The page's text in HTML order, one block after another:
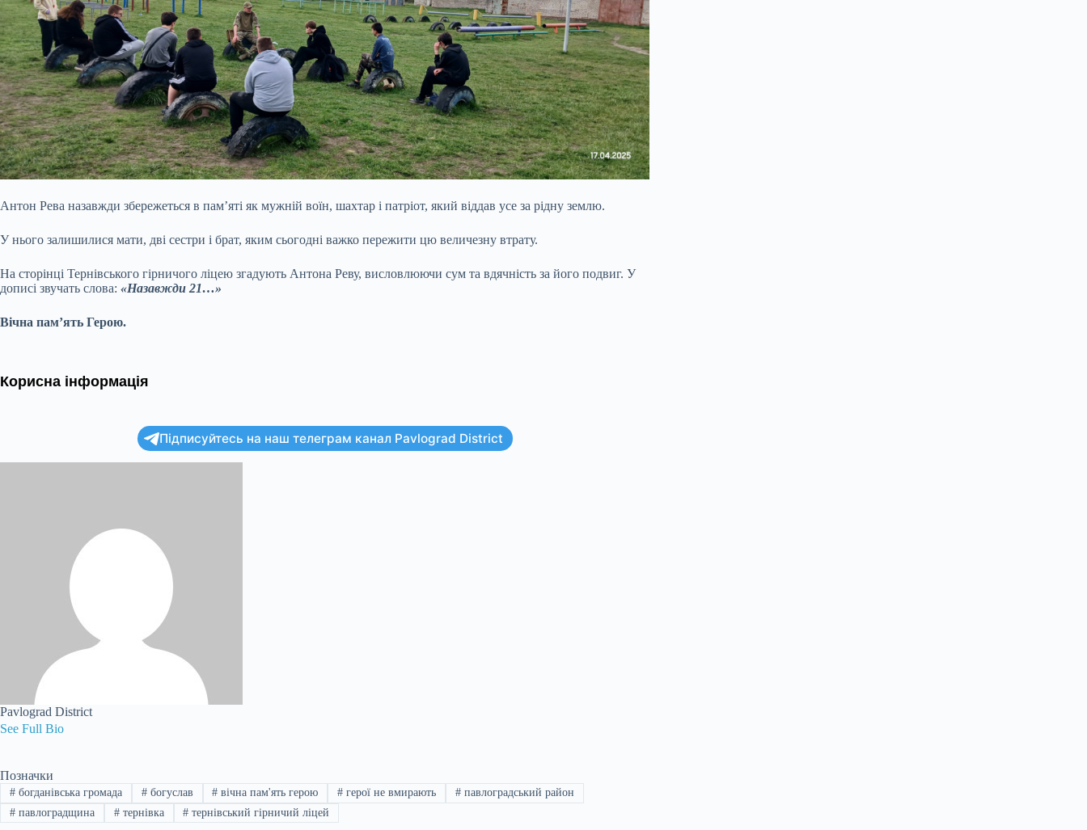
Антон Рева назавжди збережеться в пам’яті як мужній воїн, шахтар і патріот, який віддав усе за рідну землю.
У нього залишилися мати, дві сестри і брат, яким сьогодні важко пережити цю величезну втрату.
На сторінці Тернівського гірничого ліцею згадують Антона Реву, висловлюючи сум та вдячність за його подвиг. У
дописі звучать слова: «Назавжди 21…»
Вічна пам’ять Герою.
Корисна інформація
Підписуйтесь на наш телеграм канал Pavlograd District
Pavlograd District
See Full Bio
Позначки
#богданівська громада #богуслав # вічна пам'ять герою # герої не вмирають # павлоградський район
#павлоградщина #тернівка # тернівський гірничий ліцей